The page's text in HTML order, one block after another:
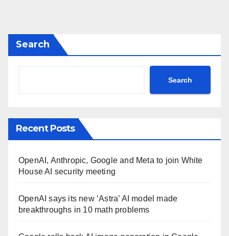
Search
Search
Recent Posts
OpenAI, Anthropic, Google and Meta to join White
House AI security meeting
OpenAI says its new ‘Astra’ AI model made
breakthroughs in 10 math problems